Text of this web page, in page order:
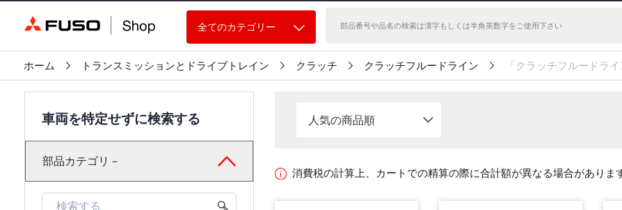
全てのカテゴリー
ホーム トランスミッションとドライブトレイン クラッチ クラッチフルードライン 「クラッチフルードラ
車両を特定せずに検索する
部品カテゴリ－
人気の商品順
消費税の計算上、カートでの精算の際に合計額が異なる場合がありま